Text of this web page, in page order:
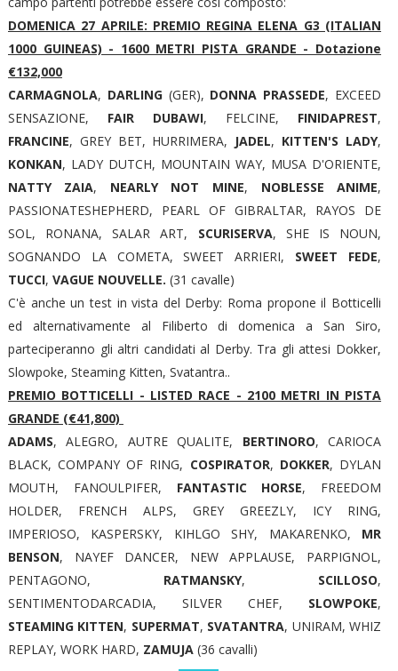
DOMENICA 27 APRILE: PREMIO REGINA ELENA G3 (ITALIAN
1000 GUINEAS) - 1600 METRI PISTA GRANDE - Dotazione
€132,000
CARMAGNOLA, DARLING(GER), DONNA PRASSEDE, EXCEED
SENSAZIONE, FAIR DUBAWI, FELCINE, FINIDAPREST,
FRANCINE, GREY BET, HURRIMERA, JADEL, KITTEN'S LADY,
KONKAN, LADY DUTCH, MOUNTAIN WAY, MUSA D'ORIENTE,
NATTY ZAIA, NEARLY NOT MINE, NOBLESSE ANIME,
PASSIONATESHEPHERD, PEARL OF GIBRALTAR, RAYOS DE
SOL, RONANA, SALAR ART, SCURISERVA, SHE IS NOUN,
SOGNANDO LA COMETA, SWEET ARRIERI, SWEET FEDE,
TUCCI, VAGUE NOUVELLE. (31 cavalle)
C'è anche un test in vista del Derby: Roma propone il Botticelli
ed alternativamente al Filiberto di domenica a San Siro,
parteciperanno gli altri candidati al Derby. Tra gli attesi Dokker,
Slowpoke, Steaming Kitten, Svatantra..
PREMIO BOTTICELLI - LISTED RACE - 2100 METRI IN PISTA
GRANDE (€41,800)
ADAMS, ALEGRO, AUTRE QUALITE, BERTINORO, CARIOCA
BLACK, COMPANY OF RING, COSPIRATOR, DOKKER, DYLAN
MOUTH, FANOULPIFER, FANTASTIC HORSE, FREEDOM
HOLDER, FRENCH ALPS, GREY GREEZLY, ICY RING,
IMPERIOSO, KASPERSKY, KIHLGO SHY, MAKARENKO, MR
BENSON, NAYEF DANCER, NEW APPLAUSE, PARPIGNOL,
PENTAGONO, RATMANSKY, SCILLOSO,
SENTIMENTODARCADIA, SILVER CHEF, SLOWPOKE,
STEAMING KITTEN, SUPERMAT, SVATANTRA, UNIRAM, WHIZ
REPLAY, WORK HARD, ZAMUJA(36 cavalli)